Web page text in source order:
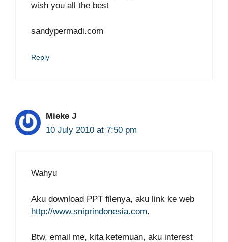
wish you all the best
sandypermadi.com
Reply
Mieke J
10 July 2010 at 7:50 pm
Wahyu
Aku download PPT filenya, aku link ke web
http://www.sniprindonesia.com.
Btw, email me, kita ketemuan, aku interest